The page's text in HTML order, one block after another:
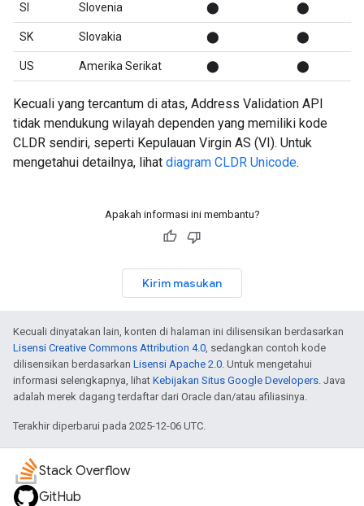
SI Slovenia ⬤ ⬤
SK Slovakia ⬤ ⬤
US Amerika Serikat ⬤ ⬤
Kecuali yang tercantum di atas, Address Validation API
tidak mendukung wilayah dependen yang memiliki kode
CLDR sendiri, seperti Kepulauan Virgin AS (VI). Untuk
mengetahui detailnya, lihat diagram CLDR Unicode.
Apakah informasi ini membantu?
Kirim masukan
Kecuali dinyatakan lain, konten di halaman ini dilisensikan berdasarkan
Lisensi Creative Commons Attribution 4.0, sedangkan contoh kode
dilisensikan berdasarkan Lisensi Apache 2.0. Untuk mengetahui
informasi selengkapnya, lihat Kebijakan Situs Google Developers. Java
adalah merek dagang terdaftar dari Oracle dan/atau afiliasinya.
Terakhir diperbarui pada 2025-12-06 UTC.
Stack Overflow
GitHub